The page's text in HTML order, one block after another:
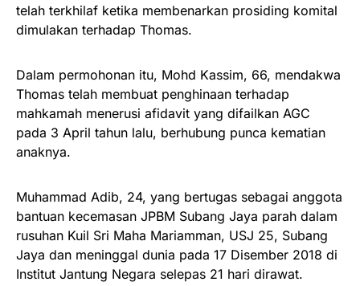
telah terkhilaf ketika membenarkan prosiding komital
dimulakan terhadap Thomas.
Dalam permohonan itu, Mohd Kassim, 66, mendakwa
Thomas telah membuat penghinaan terhadap
mahkamah menerusi afidavit yang difailkan AGC
pada 3 April tahun lalu, berhubung punca kematian
anaknya.
Muhammad Adib, 24, yang bertugas sebagai anggota
bantuan kecemasan JPBM Subang Jaya parah dalam
rusuhan Kuil Sri Maha Mariamman, USJ 25, Subang
Jaya dan meninggal dunia pada 17 Disember 2018 di
Institut Jantung Negara selepas 21 hari dirawat.